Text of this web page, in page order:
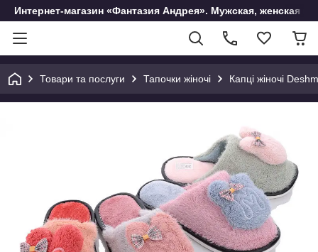
Интернет-магазин «Фантазия Андрея». Мужская, женская и
Товари та послуги Тапочки жіночі Капці жіночі